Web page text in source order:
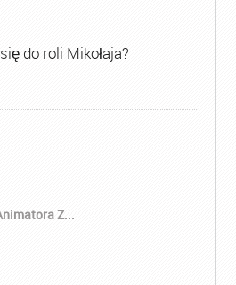
do roli Mikołaja?
Z...